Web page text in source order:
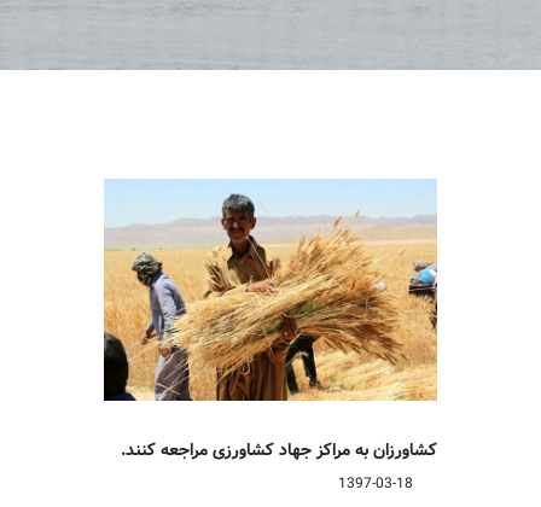
کشاورزان به مراکز جهاد کشاورزی مراجعه کنند.
1397-03-18